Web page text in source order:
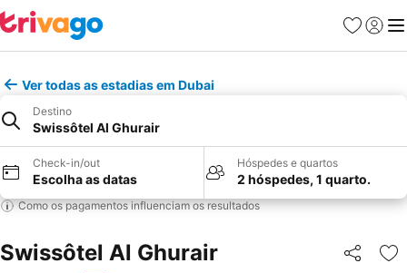
Favoritos
Iniciar
Ver todas as estadias em Dubai
Destino
Swissôtel Al Ghurair
Check-in/out
Escolha as datas
Hóspedes e quartos
2 hóspedes, 1 quarto.
Como os pagamentos influenciam os resultados
Swissôtel Al Ghurair Partilhar